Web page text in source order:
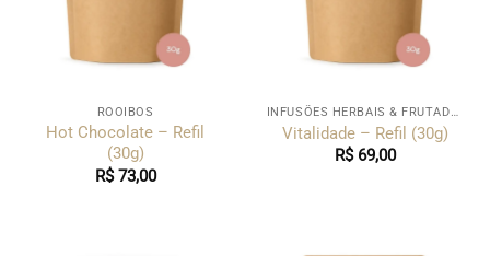
ROOIBOS
Hot Chocolate – Refil
(30g)
R$73,00
INFUSÕES HERBAIS & FRUTADAS
Vitalidade – Refil (30g)
R$69,00